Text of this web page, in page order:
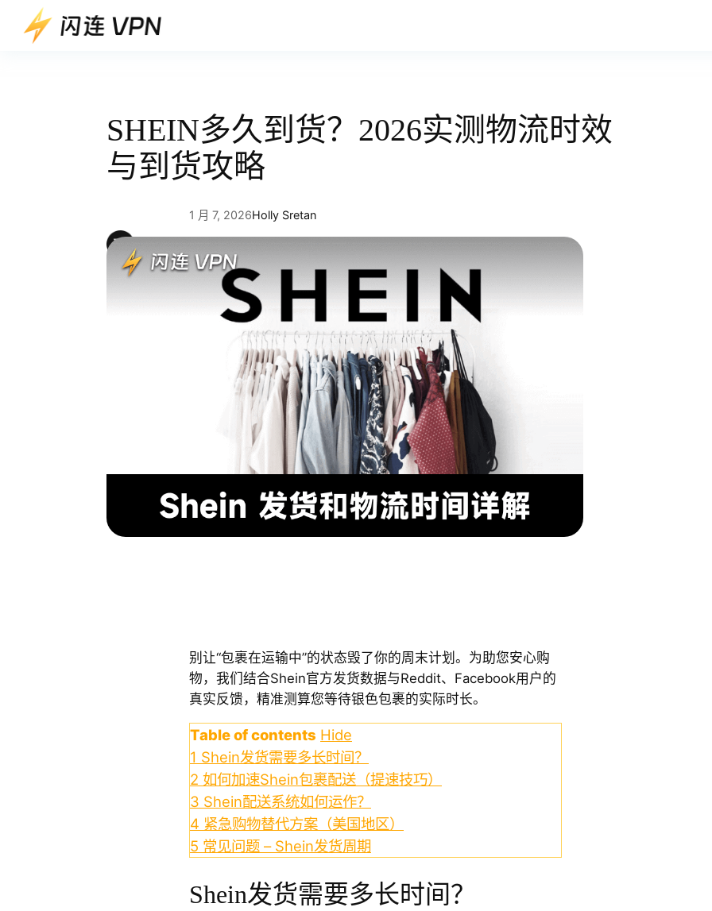
SHEIN多久到货？2026实测物流时效
与到货攻略
1 月 7, 2026Holly Sretan
别让“包裹在运输中”的状态毁了你的周末计划。为助您安心购
物，我们结合Shein官方发货数据与Reddit、Facebook用户的
真实反馈，精准测算您等待银色包裹的实际时长。
Table of contents Hide
1 Shein发货需要多长时间？
2 如何加速Shein包裹配送（提速技巧）
3 Shein配送系统如何运作？
4 紧急购物替代方案（美国地区）
5 常见问题 – Shein发货周期
Shein发货需要多长时间？